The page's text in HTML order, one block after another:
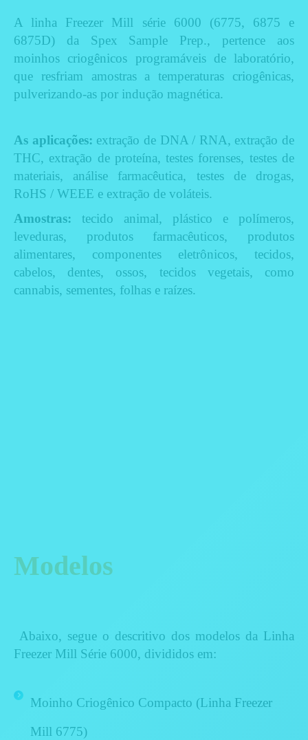
A linha Freezer Mill série 6000 (6775, 6875 e
6875D) da Spex Sample Prep., pertence aos
moinhos criogênicos programáveis de laboratório,
que resfriam amostras a temperaturas criogênicas,
pulverizando-as por indução magnética.
As aplicações: extração de DNA / RNA, extração de
THC, extração de proteína, testes forenses, testes de
materiais, análise farmacêutica, testes de drogas,
RoHS / WEEE e extração de voláteis.
Amostras: tecido animal, plástico e polímeros,
leveduras, produtos farmacêuticos, produtos
alimentares, componentes eletrônicos, tecidos,
cabelos, dentes, ossos, tecidos vegetais, como
cannabis, sementes, folhas e raízes.
Modelos
Abaixo, segue o descritivo dos modelos da Linha
Freezer Mill Série 6000, divididos em:
Moinho Criogênico Compacto (Linha Freezer
Mill 6775)